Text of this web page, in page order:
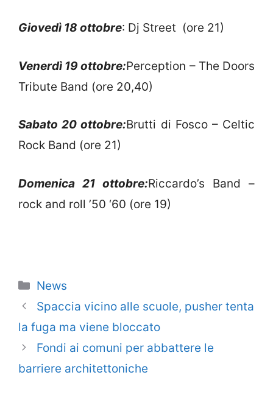
Giovedì 18 ottobre: Dj Street (ore 21)
Venerdì 19 ottobre:Perception – The Doors
Tribute Band (ore 20,40)
Sabato 20 ottobre:Brutti di Fosco – Celtic
Rock Band (ore 21)
Domenica 21 ottobre:Riccardo’s Band –
rock and roll ’50 ‘60 (ore 19)
Categorie
News
Spaccia vicino alle scuole, pusher tenta
la fuga ma viene bloccato
Fondi ai comuni per abbattere le
barriere architettoniche